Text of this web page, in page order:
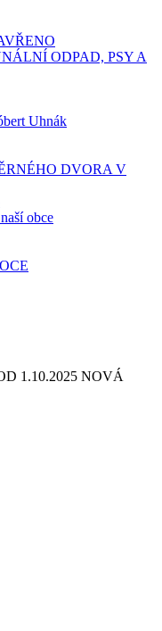
ODPAD, PSY A
Uhnák
DVORA V
obce
1.10.2025 NOVÁ